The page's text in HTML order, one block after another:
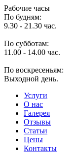
Рабочие часы
По будням:
9.30 - 21.30 час.
По субботам:
11.00 - 14.00 час.
По воскресеньям:
Выходной день.
Услуги
O нас
Галерея
Отзывы
Статьи
Цены
Контакты